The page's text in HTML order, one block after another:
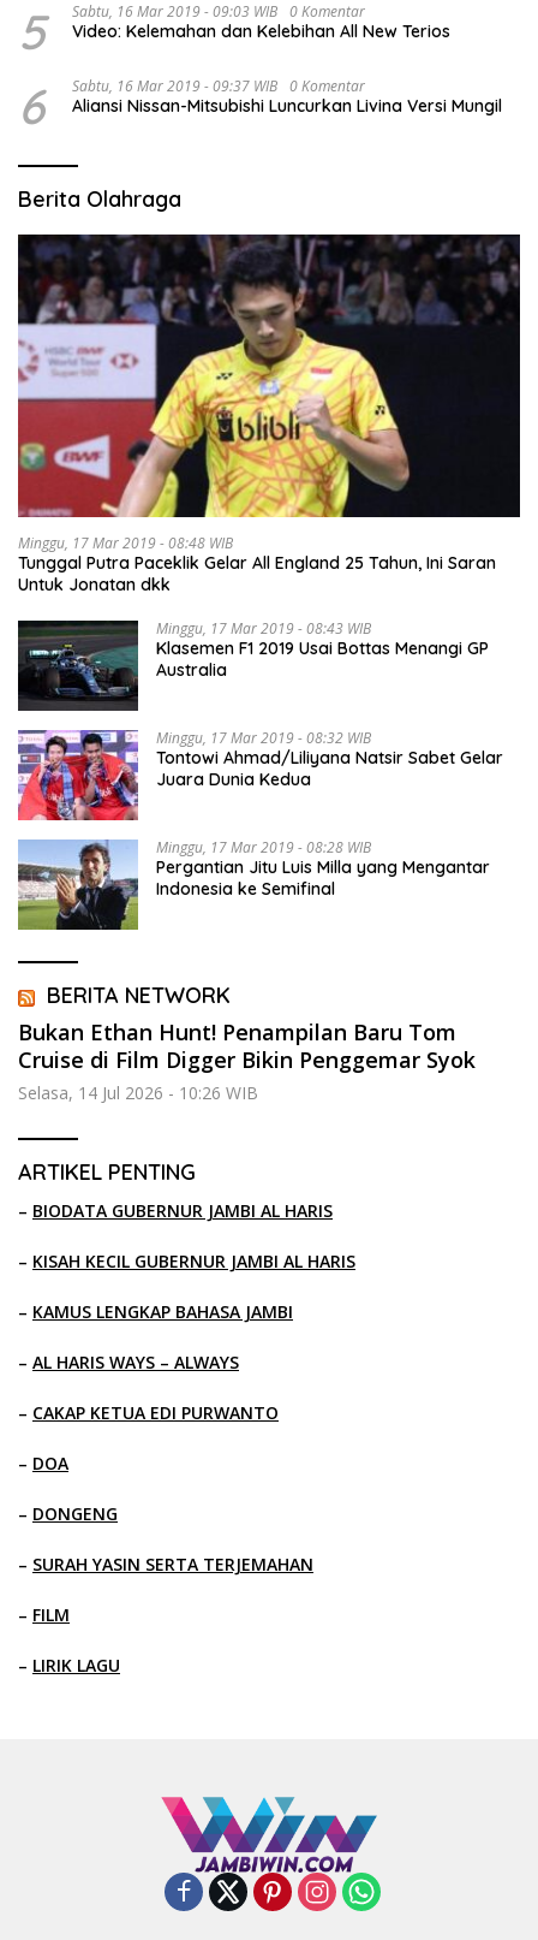
5 Sabtu, 16 Mar 2019 - 09:03 WIB 0 Komentar
Video: Kelemahan dan Kelebihan All New Terios
6 Sabtu, 16 Mar 2019 - 09:37 WIB 0 Komentar
Aliansi Nissan-Mitsubishi Luncurkan Livina Versi Mungil
Berita Olahraga
Minggu, 17 Mar 2019 - 08:48 WIB
Tunggal Putra Paceklik Gelar All England 25 Tahun, Ini Saran
Untuk Jonatan dkk
Minggu, 17 Mar 2019 - 08:43 WIB
Klasemen F1 2019 Usai Bottas Menangi GP
Australia
Minggu, 17 Mar 2019 - 08:32 WIB
Tontowi Ahmad/Liliyana Natsir Sabet Gelar
Juara Dunia Kedua
Minggu, 17 Mar 2019 - 08:28 WIB
Pergantian Jitu Luis Milla yang Mengantar
Indonesia ke Semifinal
BERITA NETWORK
Bukan Ethan Hunt! Penampilan Baru Tom
Cruise di Film Digger Bikin Penggemar Syok
Selasa, 14 Jul 2026 - 10:26 WIB
ARTIKEL PENTING
– BIODATA GUBERNUR JAMBI AL HARIS
– KISAH KECIL GUBERNUR JAMBI AL HARIS
– KAMUS LENGKAP BAHASA JAMBI
– AL HARIS WAYS – ALWAYS
– CAKAP KETUA EDI PURWANTO
– DOA
– DONGENG
– SURAH YASIN SERTA TERJEMAHAN
– FILM
– LIRIK LAGU